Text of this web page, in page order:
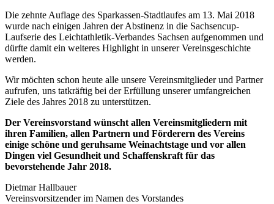
Die zehnte Auflage des Sparkassen-Stadtlaufes am 13. Mai 2018
wurde nach einigen Jahren der Abstinenz in die Sachsencup-
Laufserie des Leichtathletik-Verbandes Sachsen aufgenommen und
dürfte damit ein weiteres Highlight in unserer Vereinsgeschichte
werden.
Wir möchten schon heute alle unsere Vereinsmitglieder und Partner
aufrufen, uns tatkräftig bei der Erfüllung unserer umfangreichen
Ziele des Jahres 2018 zu unterstützen.
Der Vereinsvorstand wünscht allen Vereinsmitgliedern mit
ihren Familien, allen Partnern und Förderern des Vereins
einige schöne und geruhsame Weinachtstage und vor allen
Dingen viel Gesundheit und Schaffenskraft für das
bevorstehende Jahr 2018.
Dietmar Hallbauer
Vereinsvorsitzender im Namen des Vorstandes